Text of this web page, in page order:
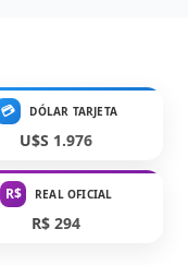
💳 DÓLAR TARJETA
U$S 1.976
R$ REAL OFICIAL
R$ 294